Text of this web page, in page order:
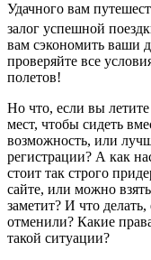
Удачного вам
залог успешной
вам сэкономить ваши
проверяйте все
полетов!
Но что, если вы
мест, чтобы сидеть
возможность, или
регистрации? А как
стоит так строго
сайте, или можно
заметит? И что
отменили? Какие
такой ситуации?